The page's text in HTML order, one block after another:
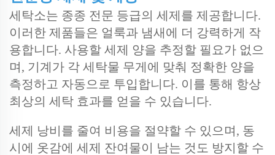
세탁소는 종종 전문 등급의 세제를 제공합니다.
이러한 제품들은 얼룩과 냄새에 더 강력하게 작
용합니다. 사용할 세제 양을 추정할 필요가 없으
며, 기계가 각 세탁물 무게에 맞춰 정확한 양을
측정하고 자동으로 투입합니다. 이를 통해 항상
최상의 세탁 효과를 얻을 수 있습니다.
세제 낭비를 줄여 비용을 절약할 수 있으며, 동
시에 옷감에 세제 잔여물이 남는 것도 방지할 수